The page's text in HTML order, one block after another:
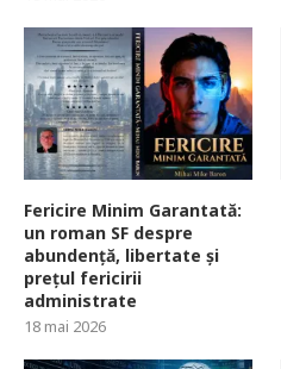
Fericire Minim Garantată:
un roman SF despre
abundență, libertate și
prețul fericirii
administrate
18 mai 2026